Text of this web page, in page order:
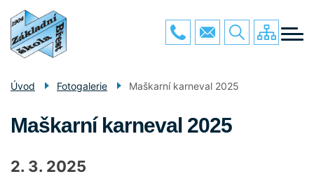
Přejít
hlavnímu
obsahu
Menu
navigace
O ŠKOLE
PRO ŽÁKY
POVINNÉ INFO
KONTAKTY
Úvod Fotogalerie Maškarní karneval 2025
Maškarní karneval 2025
2. 3. 2025